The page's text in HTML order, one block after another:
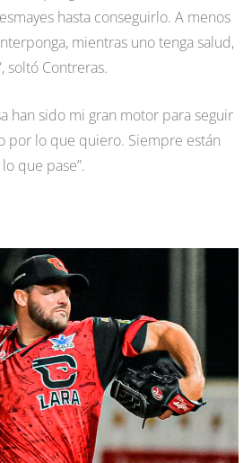
hasta conseguirlo. A menos
mientras uno tenga salud,
soltó Contreras.
han sido mi gran motor para seguir
por lo que quiero. Siempre están
que pase”.